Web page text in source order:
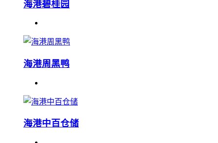
海港碧桂园
海港周黑鸭
海港中百仓储